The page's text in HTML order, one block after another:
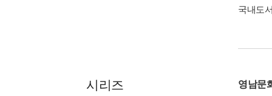
국내도
시리즈 영남문